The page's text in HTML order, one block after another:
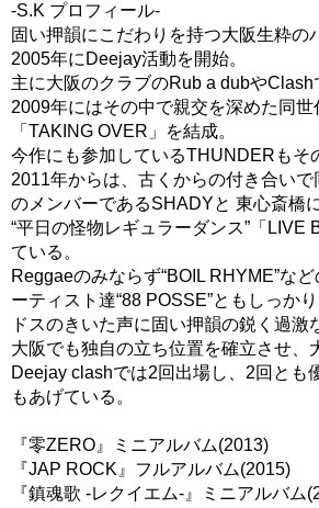
-S.K プロフィール-
固い押韻にこだわりを持つ大阪生粋の
2005年にDeejay活動を開始。
主に大阪のクラブのRub a dubやClash
2009年にはその中で親交を深めた同世
「TAKING OVER」を結成。
今作にも参加しているTHUNDERもそ
2011年からは、古くからの付き合い
のメンバーであるSHADYと 東心斎橋
“平日の怪物レギュラーダンス”「LIVE
ている。
Reggaeのみならず“BOIL RHYME”な
ーティスト達“88 POSSE”ともしっか
ドスのきいた声に固い押韻の鋭く過激
大阪でも独自の立ち位置を確立させ、
Deejay clashでは2回出場し、2回とも
もあげている。
『零ZERO』ミニアルバム(2013)
『JAP ROCK』フルアルバム(2015)
『鎮魂歌 -レクイエム-』ミニアルバム